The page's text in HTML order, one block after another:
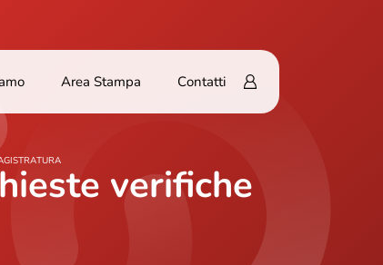
Area Stampa Contatti
verifiche